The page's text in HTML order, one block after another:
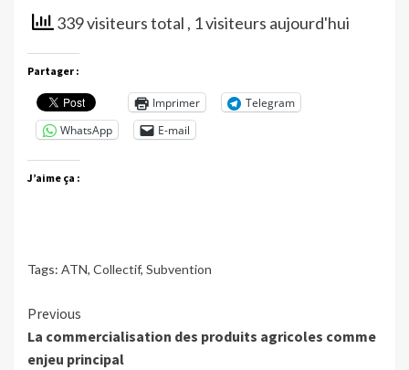
339 visiteurs total , 1 visiteurs aujourd'hui
Partager :
Imprimer
Telegram
WhatsApp
E-mail
J’aime ça :
Tags: ATN, Collectif, Subvention
Continue
Reading
Previous
La commercialisation des produits agricoles comme
enjeu principal